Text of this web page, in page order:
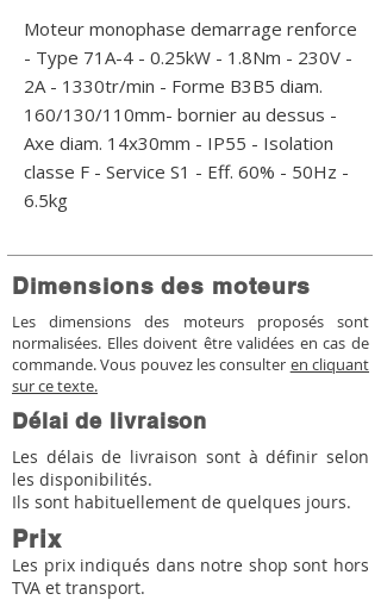
Moteur monophase demarrage renforce
- Type 71A-4 - 0.25kW - 1.8Nm - 230V -
2A - 1330tr/min - Forme B3B5 diam.
160/130/110mm- bornier au dessus -
Axe diam. 14x30mm - IP55 - Isolation
classe F - Service S1 - Eff. 60% - 50Hz -
6.5kg
Dimensions des moteurs
Les dimensions des moteurs proposés sont
normalisées. Elles doivent être validées en cas de
commande. Vous pouvez les consulter en cliquant
sur ce texte.
Délai de livraison
Les délais de livraison sont à définir selon
les disponibilités.
Ils sont habituellement de quelques jours.
Prix
Les prix indiqués dans notre shop sont hors
TVA et transport.